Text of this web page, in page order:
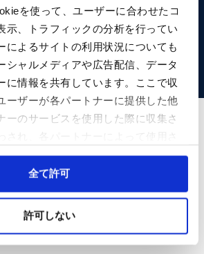
を使って、ユーザーに合わせたコ
示、トラフィックの分析を行ってい
によるサイトの利用状況についても
シャルメディアや広告配信、データ
に情報を共有しています。ここで収
ーザーが各パートナーに提供した他
ーのサービスを使用した際に収集さ
。
場合、ウェブサイト上のすべての機
全にアクセスできなくなる可能性が
全て許可
許可しない
ティア募集パンフレット（PDF）
交流マラソン大会